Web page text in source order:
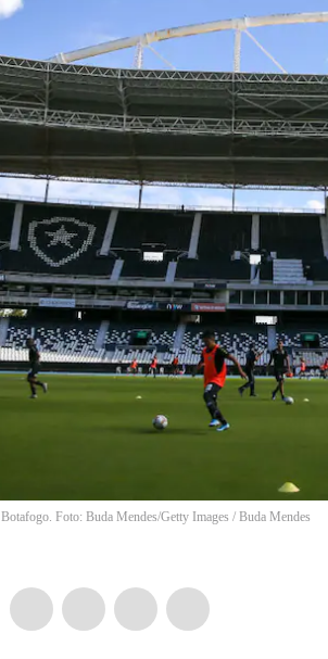
Botafogo. Foto: Buda Mendes/Getty Images / Buda Mendes